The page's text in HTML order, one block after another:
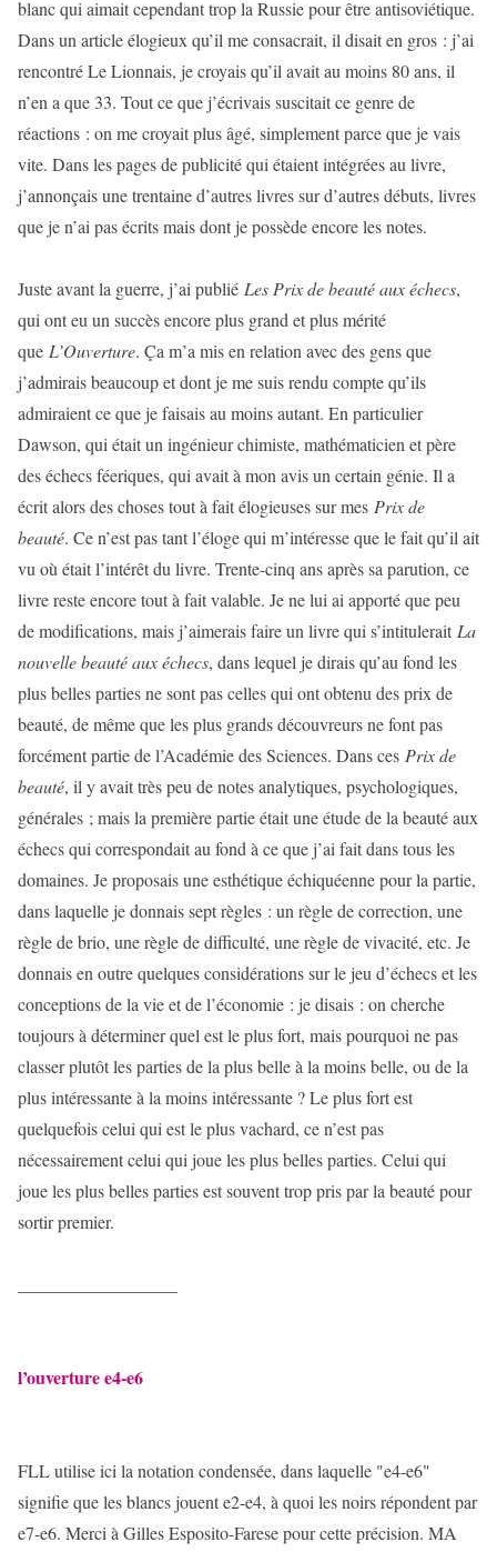
blanc qui aimait cependant trop la Russie pour être antisoviétique.
Dans un article élogieux qu’il me consacrait, il disait en gros : j’ai
rencontré Le Lionnais, je croyais qu’il avait au moins 80 ans, il
n’en a que 33. Tout ce que j’écrivais suscitait ce genre de
réactions : on me croyait plus âgé, simplement parce que je vais
vite. Dans les pages de publicité qui étaient intégrées au livre,
j’annonçais une trentaine d’autres livres sur d’autres débuts, livres
que je n’ai pas écrits mais dont je possède encore les notes.
Juste avant la guerre, j’ai publié Les Prix de beauté aux échecs,
qui ont eu un succès encore plus grand et plus mérité
que L’Ouverture. Ça m’a mis en relation avec des gens que
j’admirais beaucoup et dont je me suis rendu compte qu’ils
admiraient ce que je faisais au moins autant. En particulier
Dawson, qui était un ingénieur chimiste, mathématicien et père
des échecs féeriques, qui avait à mon avis un certain génie. Il a
écrit alors des choses tout à fait élogieuses sur mes Prix de
beauté. Ce n’est pas tant l’éloge qui m’intéresse que le fait qu’il ait
vu où était l’intérêt du livre. Trente-cinq ans après sa parution, ce
livre reste encore tout à fait valable. Je ne lui ai apporté que peu
de modifications, mais j’aimerais faire un livre qui s’intitulerait La
nouvelle beauté aux échecs, dans lequel je dirais qu’au fond les
plus belles parties ne sont pas celles qui ont obtenu des prix de
beauté, de même que les plus grands découvreurs ne font pas
forcément partie de l’Académie des Sciences. Dans ces Prix de
beauté, il y avait très peu de notes analytiques, psychologiques,
générales ; mais la première partie était une étude de la beauté aux
échecs qui correspondait au fond à ce que j’ai fait dans tous les
domaines. Je proposais une esthétique échiquéenne pour la partie,
dans laquelle je donnais sept règles : un règle de correction, une
règle de brio, une règle de difficulté, une règle de vivacité, etc. Je
donnais en outre quelques considérations sur le jeu d’échecs et les
conceptions de la vie et de l’économie : je disais : on cherche
toujours à déterminer quel est le plus fort, mais pourquoi ne pas
classer plutôt les parties de la plus belle à la moins belle, ou de la
plus intéressante à la moins intéressante ? Le plus fort est
quelquefois celui qui est le plus vachard, ce n’est pas
nécessairement celui qui joue les plus belles parties. Celui qui
joue les plus belles parties est souvent trop pris par la beauté pour
sortir premier.
l’ouverture e4-e6
FLL utilise ici la notation condensée, dans laquelle "e4-e6"
signifie que les blancs jouent e2-e4, à quoi les noirs répondent par
e7-e6. Merci à Gilles Esposito-Farese pour cette précision. MA